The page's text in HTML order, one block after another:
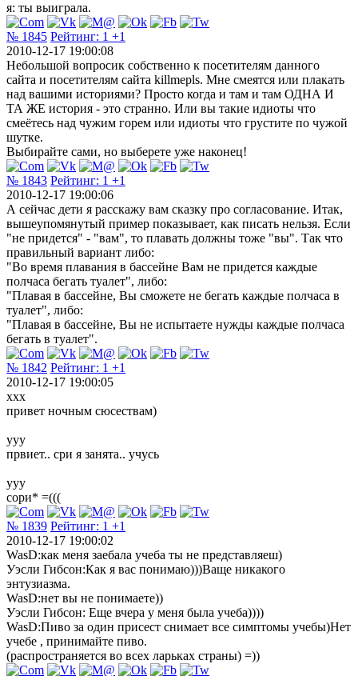
я: ты выиграла.
№ 1845 Рейтинг: 1 +1
2010-12-17 19:00:08
Небольшой вопросик собственно к посетителям данного
сайта и посетителям сайта killmepls. Мне смеятся или плакать
над вашими историями? Просто когда и там и там ОДНА И
ТА ЖЕ история - это странно. Или вы такие идиоты что
смеётесь над чужим горем или идиоты что грустите по чужой
шутке.
Выбирайте сами, но выберете уже наконец!
№ 1843 Рейтинг: 1 +1
2010-12-17 19:00:06
А сейчас дети я расскажу вам сказку про согласование. Итак,
вышеупомянутый пример показывает, как писать нельзя. Если
"не придется" - "вам", то плавать должны тоже "вы". Так что
правильный вариант либо:
"Во время плавания в бассейне Вам не придется каждые
полчаса бегать туалет", либо:
"Плавая в бассейне, Вы сможете не бегать каждые полчаса в
туалет", либо:
"Плавая в бассейне, Вы не испытаете нужды каждые полчаса
бегать в туалет".
№ 1842 Рейтинг: 1 +1
2010-12-17 19:00:05
xxx
привет ночным сюсествам)
yyy
првиет.. сри я занята.. учусь
yyy
сори* =(((
№ 1839 Рейтинг: 1 +1
2010-12-17 19:00:02
WasD:как меня заебала учеба ты не представляеш)
Уэсли Гибсон:Как я вас понимаю)))Ваще никакого
энтузиазма.
WasD:нет вы не понимаете))
Уэсли Гибсон: Еще вчера у меня была учеба))))
WasD:Пиво за один присест снимает все симптомы учебы)Нет
учебе , принимайте пиво.
(распространяется во всех ларьках страны) =))